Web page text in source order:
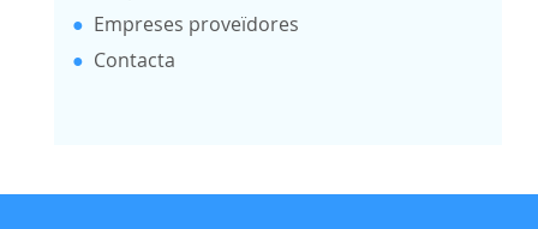
● Empreses proveïdores
● Contacta